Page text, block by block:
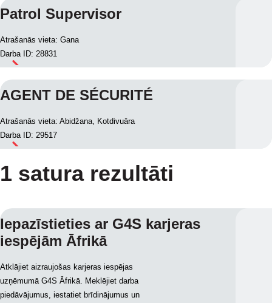
Patrol Supervisor
Atrašanās vieta: Gana
Darba ID: 28831
AGENT DE SÉCURITÉ
Atrašanās vieta: Abidžana, Kotdivuāra
Darba ID: 29517
1 satura rezultāti
Iepazīstieties ar G4S karjeras
iespējām Āfrikā
Atklājiet aizraujošas karjeras iespējas
uzņēmumā G4S Āfrikā. Meklējiet darba
piedāvājumus, iestatiet brīdinājumus un